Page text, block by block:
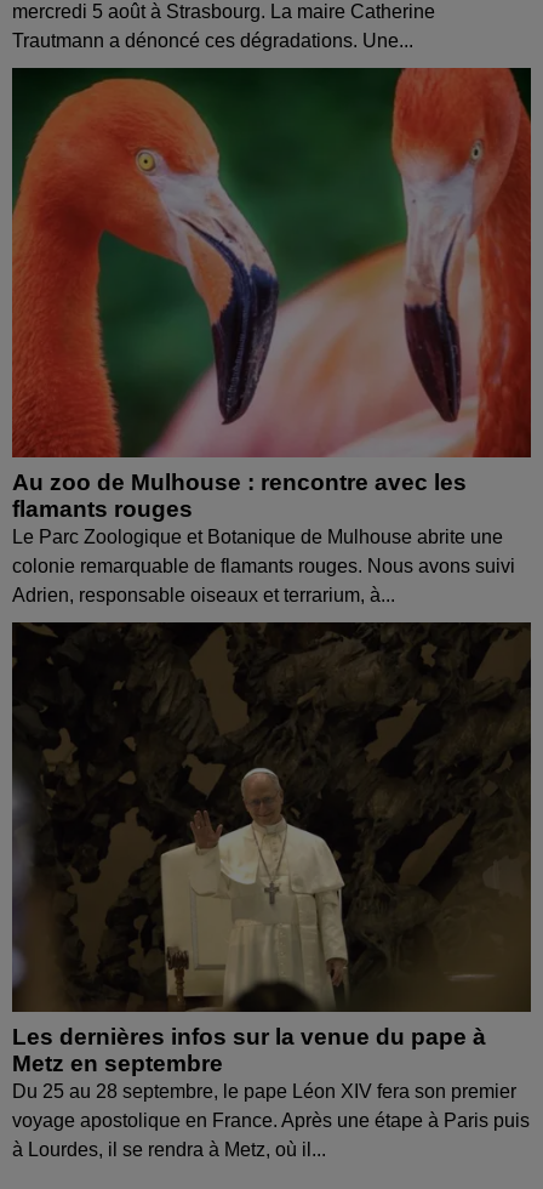
mercredi 5 août à Strasbourg. La maire Catherine
Trautmann a dénoncé ces dégradations. Une...
Au zoo de Mulhouse : rencontre avec les
flamants rouges
Le Parc Zoologique et Botanique de Mulhouse abrite une
colonie remarquable de flamants rouges. Nous avons suivi
Adrien, responsable oiseaux et terrarium, à...
Les dernières infos sur la venue du pape à
Metz en septembre
Du 25 au 28 septembre, le pape Léon XIV fera son premier
voyage apostolique en France. Après une étape à Paris puis
à Lourdes, il se rendra à Metz, où il...